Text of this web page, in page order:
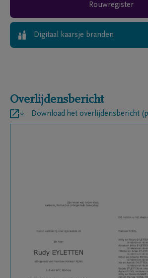
Rouwregister
Digitaal kaarsje branden
Overlijdensbericht
Download het overlijdensbericht